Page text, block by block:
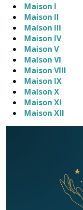
Maison I
Maison II
Maison III
Maison IV
Maison V
Maison VI
Maison VIII
Maison IX
Maison X
Maison XI
Maison XII